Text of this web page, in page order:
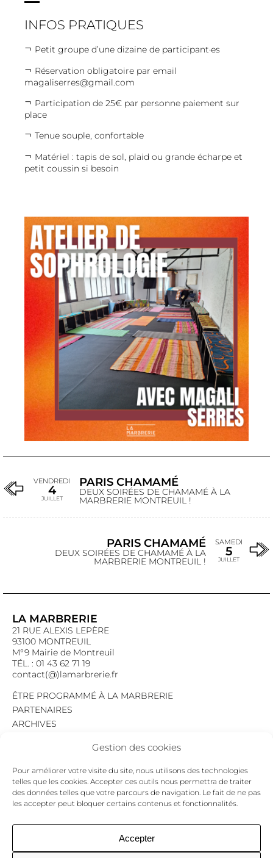
Gestion des cookies
Pour améliorer votre visite du site, nous utilisons des technologies
telles que les cookies. Accepter ces outils nous permettra de traiter
des données telles que votre parcours de navigation. Le fait de ne pas
les accepter peut bloquer certains contenus et fonctionnalités.
Accepter
INFOS PRATIQUES
Petit groupe d’une dizaine de participant·es
Réservation obligatoire par email ​
magaliserres@gmail.com
Participation de 25€ par personne paiement​ sur
place​
Tenue souple, confortable​
Matériel : tapis de sol, plaid ou grande écharpe​ et
petit coussin si besoin​
VENDREDI
4
JUILLET
PARIS CHAMAMÉ
DEUX SOIRÉES DE CHAMAMÉ À LA
MARBRERIE MONTREUIL !
PARIS CHAMAMÉ
DEUX SOIRÉES DE CHAMAMÉ À LA
MARBRERIE MONTREUIL !
SAMEDI
5
JUILLET
LA MARBRERIE
21 RUE ALEXIS LEPÈRE
93100 MONTREUIL
M°9 Mairie de Montreuil
TÉL. : 01 43 62 71 19
contact(@)lamarbrerie.fr
ÊTRE PROGRAMMÉ À LA MARBRERIE
PARTENAIRES
ARCHIVES
MENTIONS LÉGALES
POLITIQUE DE CONFIDENTIALITÉ
COOKIES
NEWSLETTER
pour ne jamais passer à côté d’un événement.